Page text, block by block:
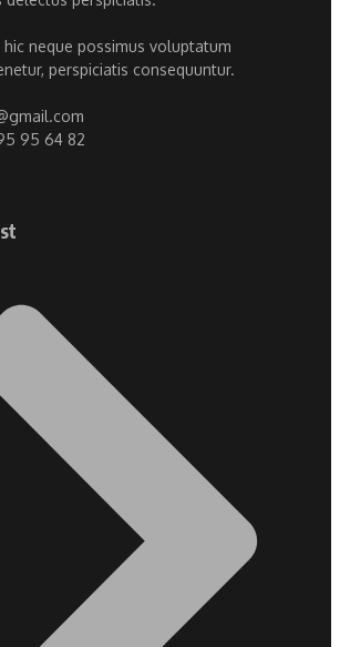
neque possimus voluptatum
perspiciatis consequuntur.
95 64 82